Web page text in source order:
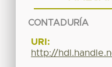
CONTADURÍA
URI:
http://